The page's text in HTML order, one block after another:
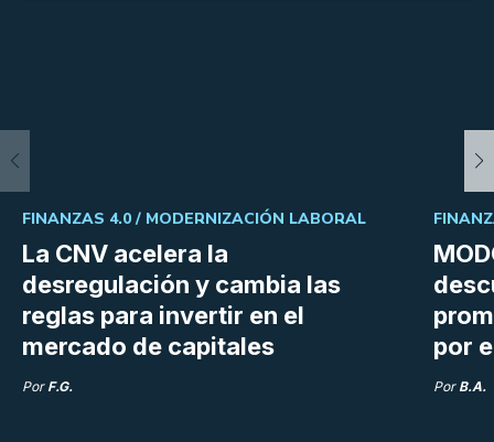
La CNV acelera la
desregulación y cambia las
reglas para invertir en el
mercado de capitales
FINANZAS 4.0 / MODERNIZACIÓN LABORAL
Por F.G.
por
Por B.A.